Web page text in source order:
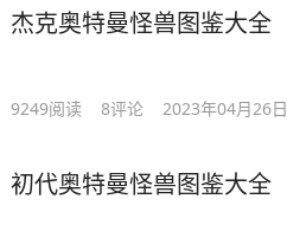
杰克奥特曼怪兽图鉴大全
9249阅读 8评论 2023年04月26日
初代奥特曼怪兽图鉴大全